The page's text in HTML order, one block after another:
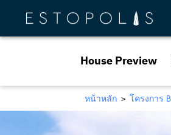
House Preview
หน้าหลัก โครงการ